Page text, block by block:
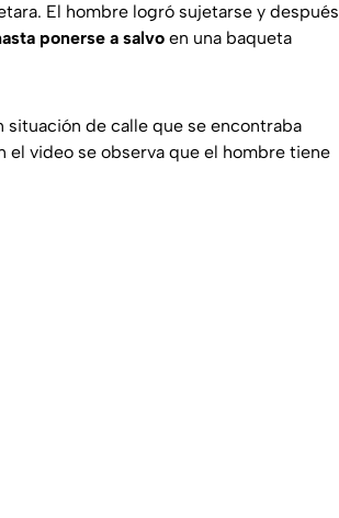
El hombre logró sujetarse y después
ponerse a salvo en una baqueta
situación de calle que se encontraba
video se observa que el hombre tiene